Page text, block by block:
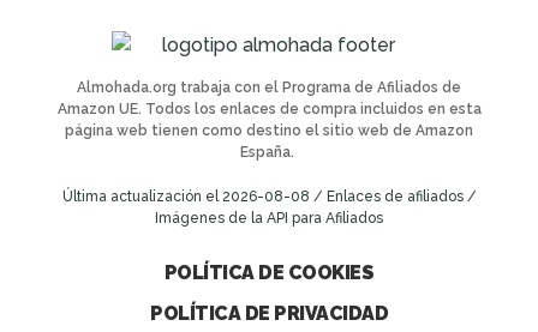
Almohada.org trabaja con el Programa de Afiliados de
Amazon UE. Todos los enlaces de compra incluidos en esta
página web tienen como destino el sitio web de Amazon
España.
Última actualización el 2026-08-08 / Enlaces de afiliados /
Imágenes de la API para Afiliados
POLÍTICA DE COOKIES
POLÍTICA DE PRIVACIDAD